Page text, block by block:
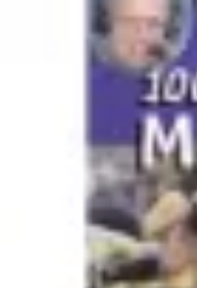
Analyse et performances
performancesTendances
Basket Actu